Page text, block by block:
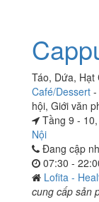
Táo, Dứa, Hạt
Café/Dessert -
hội, Giới văn
Tầng 9 -
Nội
Đang cập
07:30 -
Lofita -
cung cấp sản